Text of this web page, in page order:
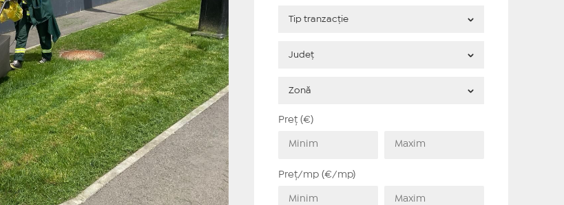
Preț (€)
Preț/mp (€/mp)